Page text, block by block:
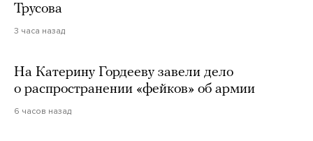
Трусова
3 часа назад
На Катерину Гордееву завели дело
о распространении «фейков» об армии
6 часов назад